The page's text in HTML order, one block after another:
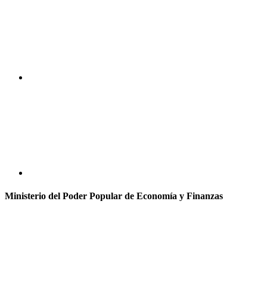
Ministerio del Poder Popular de Economía y Finanzas